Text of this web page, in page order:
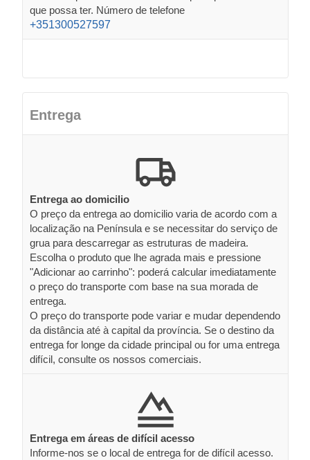
que possa ter. Número de telefone
+351300527597
Entrega
Entrega ao domicilio
O preço da entrega ao domicilio varia de acordo com a
localização na Península e se necessitar do serviço de
grua para descarregar as estruturas de madeira.
Escolha o produto que lhe agrada mais e pressione
"Adicionar ao carrinho": poderá calcular imediatamente
o preço do transporte com base na sua morada de
entrega.
O preço do transporte pode variar e mudar dependendo
da distância até à capital da província. Se o destino da
entrega for longe da cidade principal ou for uma entrega
difícil, consulte os nossos comerciais.
Entrega em áreas de difícil acesso
Informe-nos se o local de entrega for de difícil acesso.